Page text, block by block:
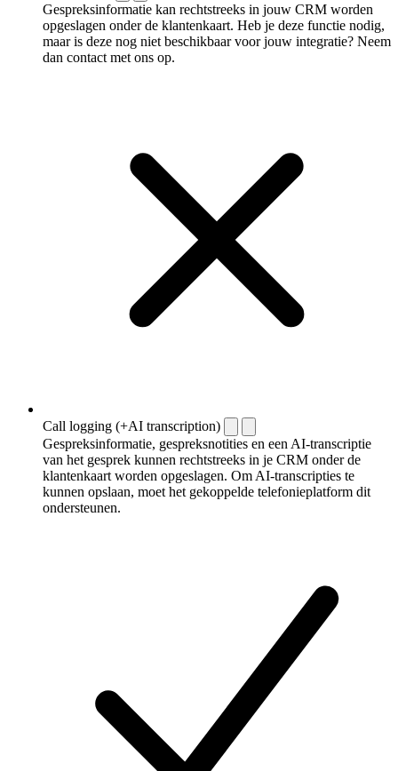
Gespreksinformatie kan rechtstreeks in jouw CRM worden
opgeslagen onder de klantenkaart. Heb je deze functie nodig,
maar is deze nog niet beschikbaar voor jouw integratie? Neem
dan contact met ons op.
Call logging (+AI transcription)
Gespreksinformatie, gespreksnotities en een AI-transcriptie
van het gesprek kunnen rechtstreeks in je CRM onder de
klantenkaart worden opgeslagen. Om AI-transcripties te
kunnen opslaan, moet het gekoppelde telefonieplatform dit
ondersteunen.